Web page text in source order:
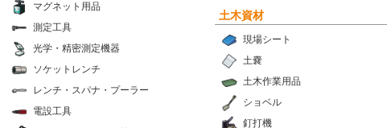
マグネット用品
測定工具
光学・精密測定機器
ソケットレンチ
レンチ・スパナ・プーラー
電設工具
土木資材
現場シート
土嚢
土木作業用品
ショベル
釘打機